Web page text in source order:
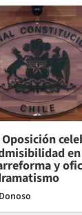
Oposición
en
y